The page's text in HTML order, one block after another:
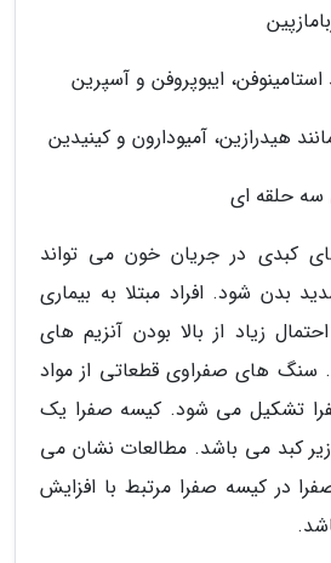
ایبوپروفن و آسپرین
هیدرازین، آمیودارون و کینیدین
سه حلقه ای
کبدی در جریان خون می تواند
بدن شود. افراد مبتلا به بیماری
زیاد از بالا بودن آنزیم های
سنگ های صفراوی قطعاتی از مواد
تشکیل می شود. کیسه صفرا یک
زیر کبد می باشد. مطالعات نشان می
در کیسه صفرا مرتبط با افزایش